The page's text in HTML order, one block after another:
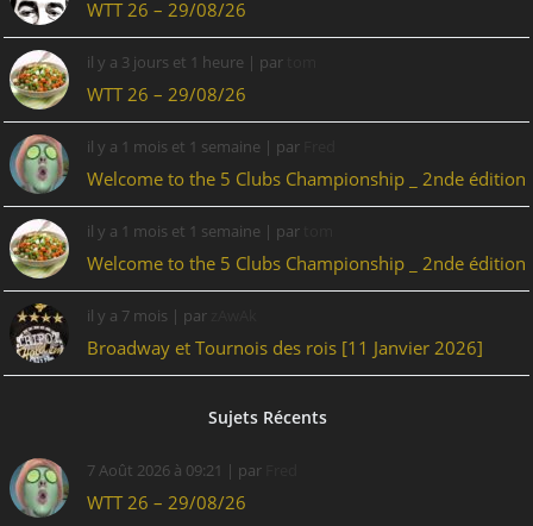
WTT 26 – 29/08/26
il y a 3 jours et 1 heure | par
WTT 26 – 29/08/26
il y a 1 mois et 1 semaine | par
Welcome to the 5 Clubs Championship _ 2nde édition
il y a 1 mois et 1 semaine | par
Welcome to the 5 Clubs Championship _ 2nde édition
il y a 7 mois | par
Broadway et Tournois des rois [11 Janvier 2026]
Sujets Récents
7 Août 2026 à 09:21 | par
WTT 26 – 29/08/26